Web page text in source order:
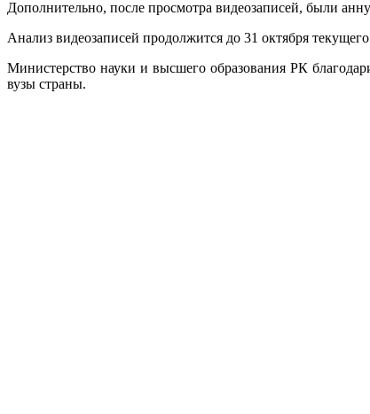
Дополнительно, после просмотра видеозаписей, были
Анализ видеозаписей продолжится до 31 октября
Министерство науки и высшего образования РК
вузы страны.